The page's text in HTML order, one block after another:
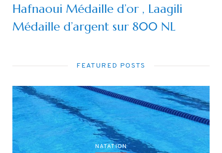
Hafnaoui Médaille d’or , Laagili
Médaille d’argent sur 800 NL
FEATURED POSTS
NATATION